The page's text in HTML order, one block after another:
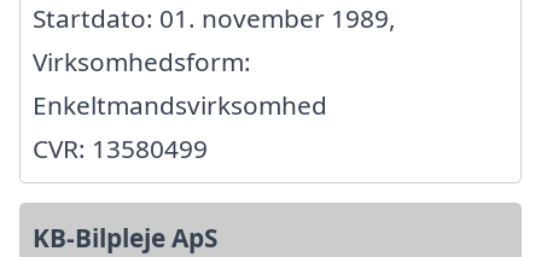
Startdato: 01. november 1989,
Virksomhedsform:
Enkeltmandsvirksomhed
CVR: 13580499
KB-Bilpleje ApS